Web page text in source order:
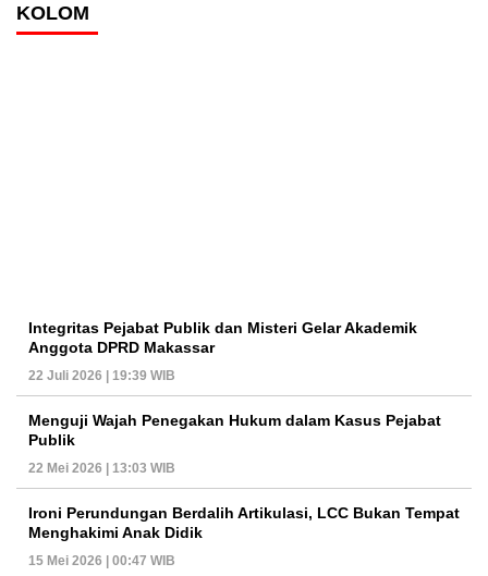
KOLOM
Integritas Pejabat Publik dan Misteri Gelar Akademik
Anggota DPRD Makassar
22 Juli 2026 | 19:39 WIB
Menguji Wajah Penegakan Hukum dalam Kasus Pejabat
Publik
22 Mei 2026 | 13:03 WIB
Ironi Perundungan Berdalih Artikulasi, LCC Bukan Tempat
Menghakimi Anak Didik
15 Mei 2026 | 00:47 WIB